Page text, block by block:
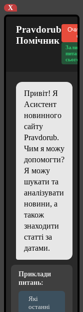
X
Pravdorub
Помічник
чат
питань
Привіт! Я
Асистент
новинного
сайту
Pravdorub.
Чим я можу
допомогти?
Я можу
шукати та
аналізувати
новини, а
також
знаходити
статті за
датами.
Приклади
питань:
Які
останні